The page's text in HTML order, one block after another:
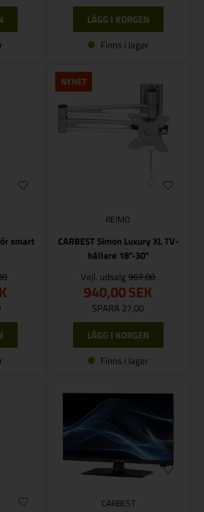
Finns i lager
smart
NYHET
REIMO
CARBEST Simon Luxury XL TV-
hållare 18"-30"
Vejl. udsalg967,00
940,00SEK
SPARA 27,00
Finns i lager
CARBEST